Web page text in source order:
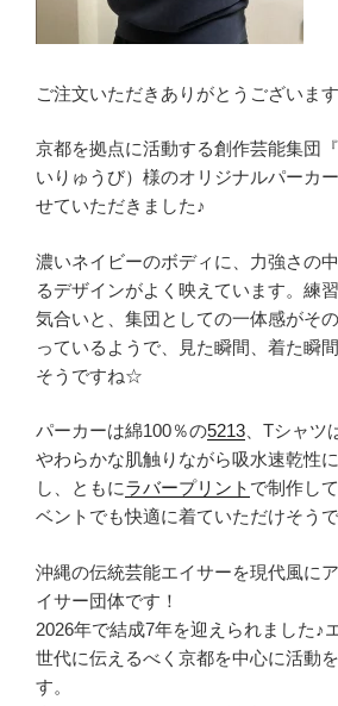
ご注文いただきありがとうございます
京都を拠点に活動する創作芸能集団『
いりゅうび）様のオリジナルパーカ
せていただきました♪
濃いネイビーのボディに、力強さの
るデザインがよく映えています。練
気合いと、集団としての一体感がそ
っているようで、見た瞬間、着た瞬
そうですね☆
パーカーは綿100％の5213 、Tシャ
やわらかな肌触りながら吸水速乾性
し、ともにラバープリント で制作し
ベントでも快適に着ていただけそう
沖縄の伝統芸能エイサーを現代風に
イサー団体です！
2026年で結成7年を迎えられました♪
世代に伝えるべく京都を中心に活動
す。